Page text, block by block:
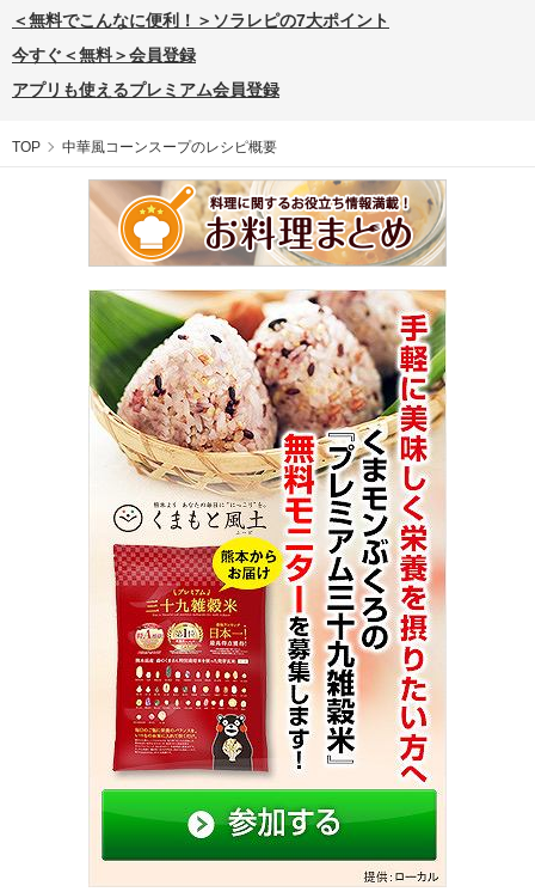
＜無料でこんなに便利！＞ソラレピの7大ポイント
今すぐ＜無料＞会員登録
アプリも使えるプレミアム会員登録
TOP 中華風コーンスープのレシピ概要